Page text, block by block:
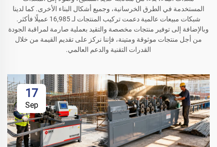
المستخدمة في الطرق الخرسانية، وجميع أشكال البناء الأخرى. كما لدينا
شبكات مبيعات عالمية دعمت تركيب المنتجات لـ 16,985 عميلًا فأكثر.
وبالإضافة إلى توفير منتجات مخصصة والتقيد بعملية صارمة لمراقبة الجودة
من أجل منتجات موثوقة ومتينة، فإننا نركز على تقديم القيمة من خلال
القدرات التقنية والدعم العالمي.
17
Sep